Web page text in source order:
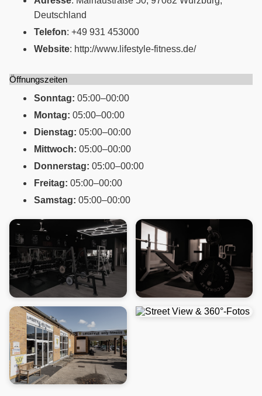
Deutschland
Telefon: +49 931 453000
Website: http://www.lifestyle-fitness.de/
Öffnungszeiten
Sonntag: 05:00–00:00
Montag: 05:00–00:00
Dienstag: 05:00–00:00
Mittwoch: 05:00–00:00
Donnerstag: 05:00–00:00
Freitag: 05:00–00:00
Samstag: 05:00–00:00